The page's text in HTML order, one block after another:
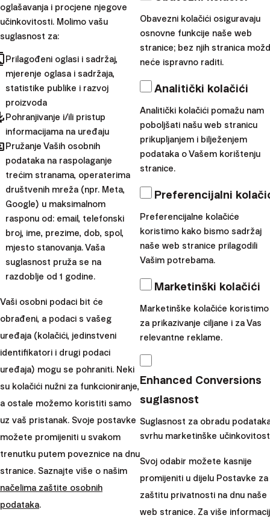
nekoliko prednosti.
Prvo, potiče redovito štednje kod djece. Dijete će
shvatiti važnost konzistentnosti u štednji, jer će svaki
tjedan imati priliku vidjeti rast svog štednog iznosa. Ovaj
oblik dosljednosti može postati pozitivan financijski
obrazac za budućnost.
Drugo,ovaj model potiče odgovornost kod djece u
vezi s njihovim financijskim ciljevima. Dajući im
priliku da sami određuju koliko žele štedjeti, potičete
ih da razmišljaju o svojim ciljevima i željama.
Dodatno, obećanje dodatnog doprinosa s vaše strane
nagrada je za njihov trud i pokazatelj da cijenite njihove
napore u štednji.
Usmjerite se na dugoročnu
štednju
Kad vaša djeca postanu starija, vrijeme je da počnete
razgovarati o dugoročnim financijskim ciljevima. Na
primjer, kad dostignu srednjoškolsku dob, možete
zajedno planirati štednju za njihovo visokoškolsko
obrazovanje. Kroz ovaj proces, djeca će naučiti kako
stvarati dugoročne planove i pridržavati se financijskih
ciljeva, što će im biti od koristi u budućem životu.
Primjerice, zajedno s djetetom možete pogledati sve
fakultet koje ga zanimaju i raditi na planu kako skupiti
potrebnu svotu novca. To može uključivati štednju od
svakog džeparca, radne prilike ili doprinose roditelja. Ova
vježba omogućuje djeci da razvijaju financijsku
odgovornost i razumiju kako dugoročna štednja može
oglašavanja i procjene njegove
učinkovitosti. Molimo vašu
suglasnost za:
Prilagođeni oglasi i sadržaj,
mjerenje oglasa i sadržaja,
statistike publike i razvoj
proizvoda
Pohranjivanje i/ili pristup
informacijama na uređaju
Pružanje Vaših osobnih
podataka na raspolaganje
trećim stranama, operaterima
društvenih mreža (npr. Meta,
Google) u maksimalnom
rasponu od: email, telefonski
broj, ime, prezime, dob, spol,
mjesto stanovanja. Vaša
suglasnost pruža se na
razdoblje od 1 godine.
Vaši osobni podaci bit će
obrađeni, a podaci s vašeg
uređaja (kolačići, jedinstveni
identifikatori i drugi podaci
uređaja) mogu se pohraniti. Neki
su kolačići nužni za funkcioniranje,
a ostale možemo koristiti samo
uz vaš pristanak. Svoje postavke
možete promijeniti u svakom
trenutku putem poveznice na dnu
stranice. Saznajte više o našim
načelima zaštite osobnih
podataka.
Obavezni kolačići osiguravaju
osnovne funkcije naše web
stranice; bez njih stranica
neće ispravno raditi.
Analitički kolačići
Analitički kolačići pomažu nam
poboljšati našu web stranicu
prikupljanjem i bilježenjem
podataka o Vašem korištenju
stranice.
Preferencijalni
Preferencijalne kolačiće
koristimo kako bismo sadržaj
naše web stranice prilagodili
Vašim potrebama.
Marketinški kolačići
Marketinške kolačiće koristimo
za prikazivanje ciljane i za Vas
relevantne reklame.
Enhanced Conversions
suglasnost
Suglasnost za obradu
svrhu marketinške
Svoj odabir možete kasnije
promijeniti u dijelu Postavke za
zaštitu privatnosti na dnu naše
web stranice. Za više